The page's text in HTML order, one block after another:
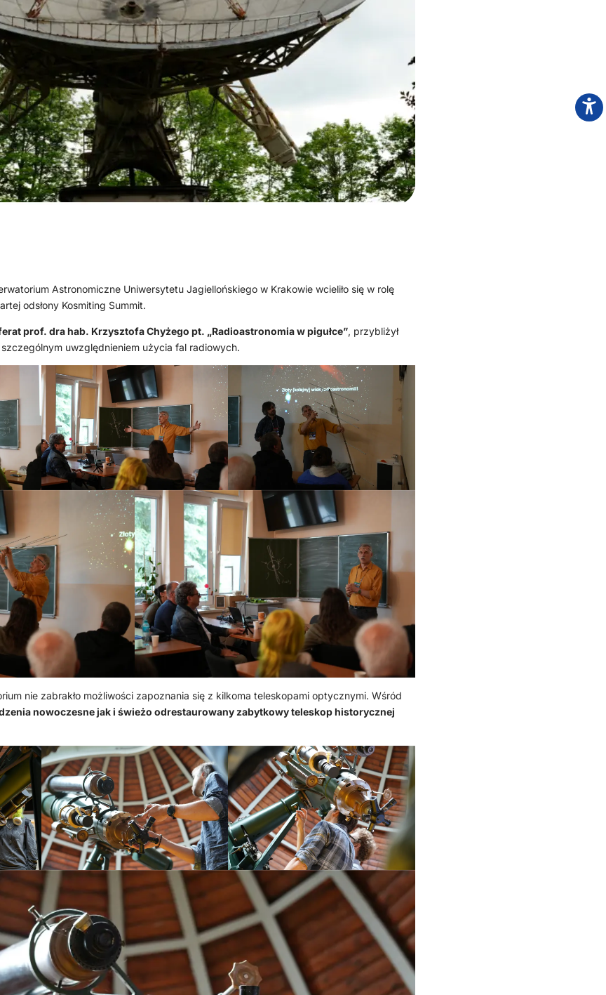
Astronomiczne Uniwersytetu Jagiellońskiego w Krakowie wcieliło się w rolę
odsłony Kosmiting Summit.
prof. dra hab. Krzysztofa Chyżego pt. „Radioastronomia w pigułce”, przybliżył
uwzględnieniem użycia fal radiowych.
nie zabrakło możliwości zapoznania się z kilkoma teleskopami optycznymi. Wśród
nowoczesne jak i świeżo odrestaurowany zabytkowy teleskop historycznej